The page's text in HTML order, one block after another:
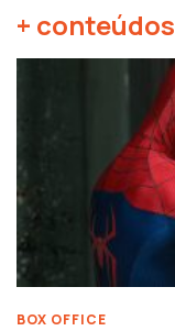
+ conteúdos
BOX OFFICE